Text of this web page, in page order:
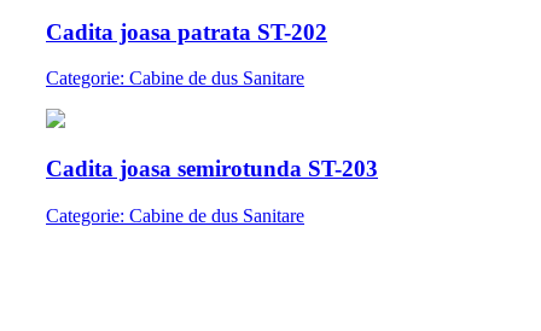
Cadita joasa patrata ST-202
Categorie: Cabine de dus Sanitare
Cadita joasa semirotunda ST-203
Categorie: Cabine de dus Sanitare